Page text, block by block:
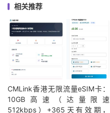
相关推荐
CMLink香港无限流量eSIM卡：
10GB高速（达量限速
512kbps）+365天有效期，